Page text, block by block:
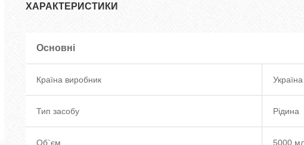
ХАРАКТЕРИСТИКИ
Основні
Країна виробник Україна
Тип засобу Рідина
Об`єм 5000